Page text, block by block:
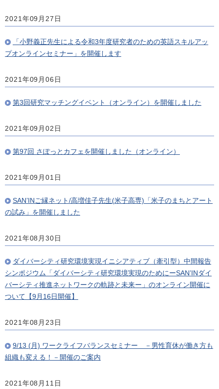
2021年09月27日
「小野義正先生による令和3年度研究者のための英語スキルアッ
プオンラインセミナー」を開催します
2021年09月06日
第3回研究マッチングイベント（オンライン）を開催しました
2021年09月02日
第97回 さぽっとカフェを開催しました（オンライン）
2021年09月01日
SAN’INご縁ネット/高増佳子先生(米子高専)「米子のまちとアート
の試み」を開催しました
2021年08月30日
ダイバーシティ研究環境実現イニシアティブ（牽引型）中間報告
シンポジウム「ダイバーシティ研究環境実現のためにーSAN’INダイ
バーシティ推進ネットワークの軌跡と未来ー」のオンライン開催に
ついて【9月16日開催】
2021年08月23日
9/13 (月) ワークライフバランスセミナー －男性育休が働き方も
組織も変える！－開催のご案内
2021年08月11日